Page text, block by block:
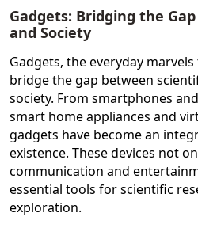
Gadgets: Bridging the
and Society
Gadgets, the everyday
bridge the gap between
society. From smartphones
smart home appliances and
gadgets have become an
existence. These devices not
communication and
essential tools for scientific
exploration.